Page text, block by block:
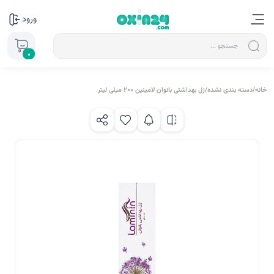
ورود
0
خانه/دسته بندی نشده/ژل بهداشتی بانوان لامینین 200 میلی لیتر